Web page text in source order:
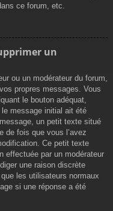
ce forum, etc.
un
ou un modérateur du forum,
propres messages. Vous
le bouton adéquat,
message initial ait été
un petit texte situé
de fois que vous l’avez
Ce petit texte
effectuée par un modérateur
une raison discrète
les utilisateurs normaux
si une réponse a été